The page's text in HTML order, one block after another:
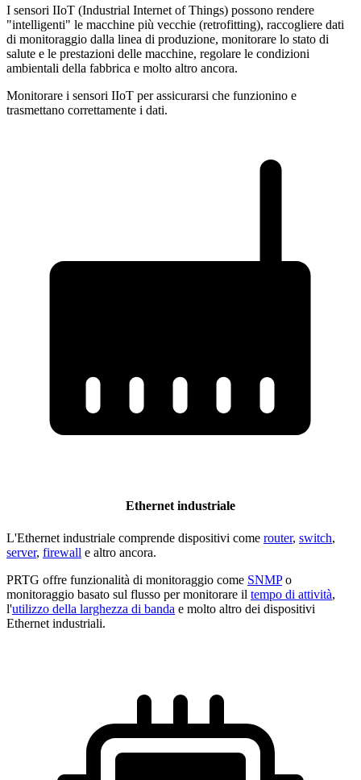
I sensori IIoT (Industrial Internet of Things) possono rendere
"intelligenti" le macchine più vecchie (retrofitting), raccogliere dati
di monitoraggio dalla linea di produzione, monitorare lo stato di
salute e le prestazioni delle macchine, regolare le condizioni
ambientali della fabbrica e molto altro ancora.
Monitorare i sensori IIoT per assicurarsi che funzionino e
trasmettano correttamente i dati.
Ethernet industriale
L'Ethernet industriale comprende dispositivi come router, switch,
server, firewall e altro ancora.
PRTG offre funzionalità di monitoraggio come SNMPo
monitoraggio basato sul flusso per monitorare il tempo di attività,
l'utilizzo della larghezza di banda e molto altro dei dispositivi
Ethernet industriali.